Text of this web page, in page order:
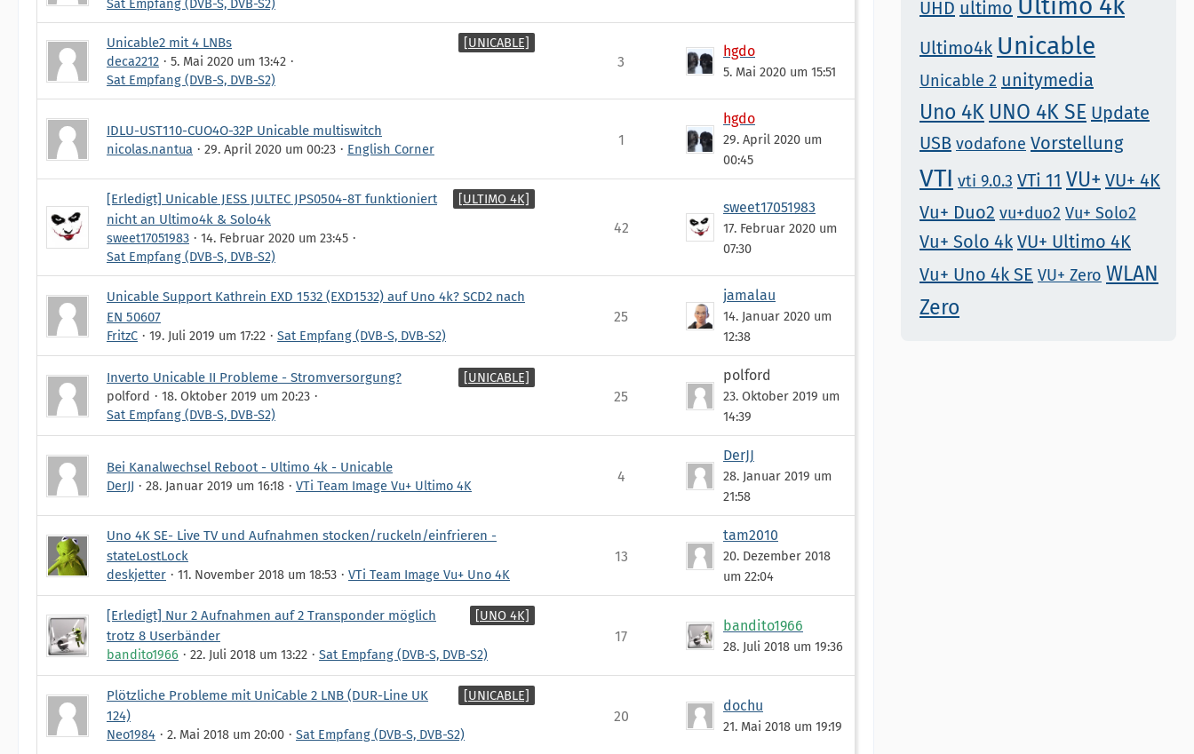
Sat Empfang (DVB-S, DVB-S2)
[UNICABLE]
Unicable2 mit 4 LNBs
deca2212
5. Mai 2020 um 13:42
Sat Empfang (DVB-S, DVB-S2)
3
hgdo
5. Mai 2020 um 15:51
IDLU-UST110-CUO4O-32P Unicable multiswitch
nicolas.nantua
29. April 2020 um 00:23 English Corner
1
hgdo
29. April 2020 um
00:45
[ULTIMO 4K]
[Erledigt] Unicable JESS JULTEC JPS0504-8T funktioniert
nicht an Ultimo4k & Solo4k
sweet17051983
14. Februar 2020 um 23:45
Sat Empfang (DVB-S, DVB-S2)
42
sweet17051983
17. Februar 2020 um
07:30
Unicable Support Kathrein EXD 1532 (EXD1532) auf Uno 4k? SCD2 nach
EN 50607
FritzC
19. Juli 2019 um 17:22 Sat Empfang (DVB-S, DVB-S2)
25
jamalau
14. Januar 2020 um
12:38
[UNICABLE]
Inverto Unicable II Probleme - Stromversorgung?
polford
18. Oktober 2019 um 20:23
Sat Empfang (DVB-S, DVB-S2)
25
polford
23. Oktober 2019 um
14:39
Bei Kanalwechsel Reboot - Ultimo 4k - Unicable
DerJJ
28. Januar 2019 um 16:18 VTi Team Image Vu+ Ultimo 4K
4
DerJJ
28. Januar 2019 um
21:58
Uno 4K SE- Live TV und Aufnahmen stocken/ruckeln/einfrieren -
stateLostLock
deskjetter
11. November 2018 um 18:53 VTi Team Image Vu+ Uno 4K
13
tam2010
20. Dezember 2018
um 22:04
[UNO 4K]
[Erledigt] Nur 2 Aufnahmen auf 2 Transponder möglich
trotz 8 Userbänder
bandito1966
22. Juli 2018 um 13:22 Sat Empfang (DVB-S, DVB-S2)
17
bandito1966
28. Juli 2018 um 19:36
[UNICABLE]
Plötzliche Probleme mit UniCable 2 LNB (DUR-Line UK
124)
Neo1984
2. Mai 2018 um 20:00 Sat Empfang (DVB-S, DVB-S2)
20
dochu
21. Mai 2018 um 19:19
UHD ultimo
Ultimo4k Unicable
Unicable 2 unitymedia
Uno 4K UNO 4K SE Update
USB vodafone Vorstellung
VTI vti 9.0.3 VTi 11 VU+ VU+ 4K
Vu+ Duo2 vu+duo2 Vu+ Solo2
Vu+ Solo 4k VU+ Ultimo 4K
Vu+ Uno 4k SE VU+ Zero WLAN
Zero